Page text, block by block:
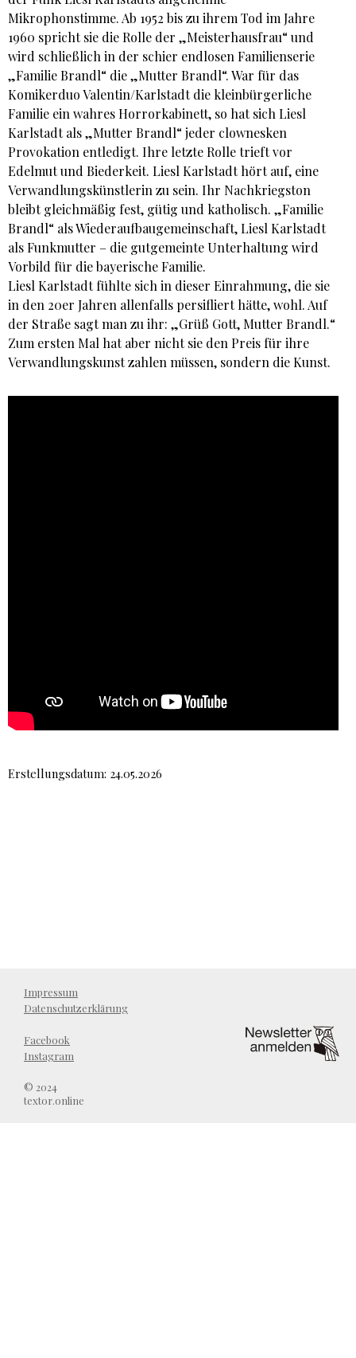
Mikrophonstimme. Ab 1952 bis zu ihrem Tod im Jahre
1960 spricht sie die Rolle der „Meisterhausfrau“ und
wird schließlich in der schier endlosen Familienserie
„Familie Brandl“ die „Mutter Brandl“. War für das
Komikerduo Valentin/Karlstadt die kleinbürgerliche
Familie ein wahres Horrorkabinett, so hat sich Liesl
Karlstadt als „Mutter Brandl“ jeder clownesken
Provokation entledigt. Ihre letzte Rolle trieft vor
Edelmut und Biederkeit. Liesl Karlstadt hört auf, eine
Verwandlungskünstlerin zu sein. Ihr Nachkriegston
bleibt gleichmäßig fest, gütig und katholisch. „Familie
Brandl“ als Wiederaufbaugemeinschaft, Liesl Karlstadt
als Funkmutter – die gutgemeinte Unterhaltung wird
Vorbild für die bayerische Familie.
Liesl Karlstadt fühlte sich in dieser Einrahmung, die sie
in den 20er Jahren allenfalls persifliert hätte, wohl. Auf
der Straße sagt man zu ihr: „Grüß Gott, Mutter Brandl.“
Zum ersten Mal hat aber nicht sie den Preis für ihre
Verwandlungskunst zahlen müssen, sondern die Kunst.
Erstellungsdatum: 24.05.2026
Impressum
Datenschutzerklärung
Facebook
Instagram
© 2024
textor.online